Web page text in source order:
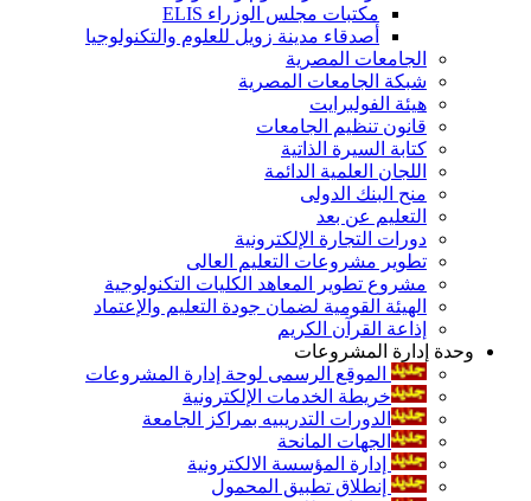
مكتبات مجلس الوزراء ELIS
أصدقاء مدينة زويل للعلوم والتكنولوجيا
الجامعات المصرية
شبكة الجامعات المصرية
هيئة الفولبرايت
قانون تنظيم الجامعات
كتابة السيرة الذاتية
اللجان العلمية الدائمة
منح البنك الدولى
التعليم عن بعد
دورات التجارة الإلكترونية
تطوير مشروعات التعليم العالى
مشروع تطوير المعاهد الكليات التكنولوجية
الهيئة القومية لضمان جودة التعليم والإعتماد
إذاعة القرآن الكريم
وحدة إدارة المشروعات
الموقع الرسمى لوحة إدارة المشروعات
خريطة الخدمات الإلكترونية
الدورات التدريبيه بمراكز الجامعة
الجهات المانحة
إدارة المؤسسة الالكترونية
إنطلاق تطبيق المحمول